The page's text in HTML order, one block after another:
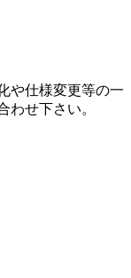
や仕様変更等の一
わせ下さい。